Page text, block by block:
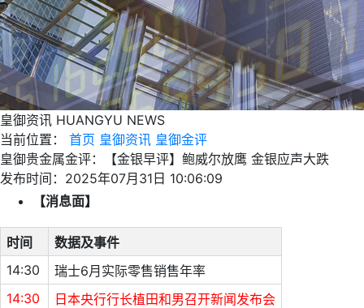
皇御资讯 HUANGYU NEWS
当前位置：
首页 皇御资讯 皇御金评
皇御贵金属金评：【金银早评】鲍威尔放鹰 金银应声大跌
发布时间：2025年07月31日 10:06:09
【消息面】
时间
数据及事件
14:30
瑞士6月实际零售销售年率
14:30
日本央行行长植田和男召开新闻发布会